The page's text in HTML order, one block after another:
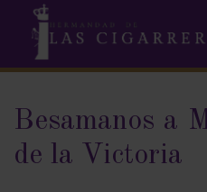
Besamanos a
de la Victoria